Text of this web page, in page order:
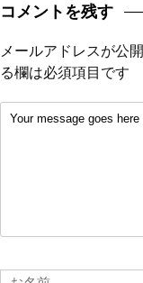
コメントを残す
メールアドレスが公
る欄は必須項目です